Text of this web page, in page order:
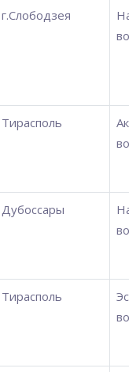
г.Слободзея
Тирасполь
Дубоссары
Тирасполь